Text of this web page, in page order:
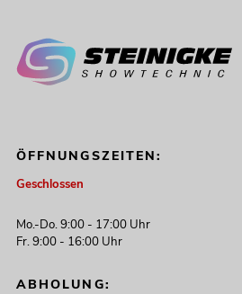
ÖFFNUNGSZEITEN:
Geschlossen
Mo.-Do. 9:00 - 17:00 Uhr
Fr. 9:00 - 16:00 Uhr
ABHOLUNG: